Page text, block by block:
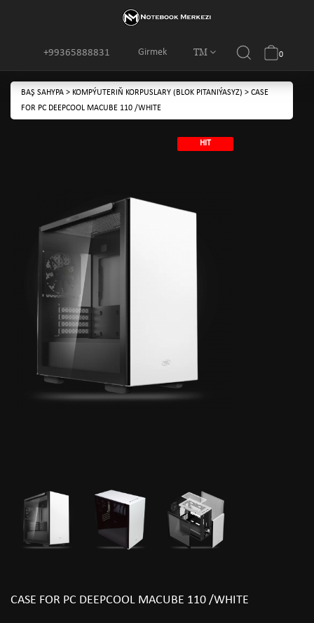
Girmek TM
+99365888831 0
BAŞ SAHYPA > KOMPÝUTERIŇ KORPUSLARY (BLOK PITANIÝASYZ) > CASE
FOR PC DEEPCOOL MACUBE 110 /WHITE
HIT
CASE FOR PC DEEPCOOL MACUBE 110 /WHITE